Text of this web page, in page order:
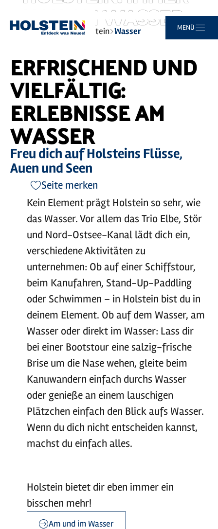
Zum
Hauptinhalt
Zur
Suche
Zur
Navigation
Zum
Footer
MENÜ
NAH AM WASSER.sh-tourismus.de/MOCANOX
abspielen
Sie
Startseite Typisch Holstein Wasser
ERFRISCHEND UND
VIELFÄLTIG:
ERLEBNISSE AM
WASSER
Freu dich auf Holsteins Flüsse,
Auen und Seen
Seite merken
Kein Element prägt Holstein so sehr, wie
das Wasser. Vor allem das Trio Elbe, Stör
und Nord-Ostsee-Kanal lädt dich ein,
verschiedene Aktivitäten zu
unternehmen: Ob auf einer Schiffstour,
beim Kanufahren, Stand-Up-Paddling
oder Schwimmen – in Holstein bist du in
deinem Element. Ob auf dem Wasser, am
Wasser oder direkt im Wasser: Lass dir
bei einer Bootstour eine salzig-frische
Brise um die Nase wehen, gleite beim
Kanuwandern einfach durchs Wasser
oder genieße an einem lauschigen
Plätzchen einfach den Blick aufs Wasser.
Wenn du dich nicht entscheiden kannst,
machst du einfach alles.
Holstein bietet dir eben immer ein
bisschen mehr!
Am und im Wasser